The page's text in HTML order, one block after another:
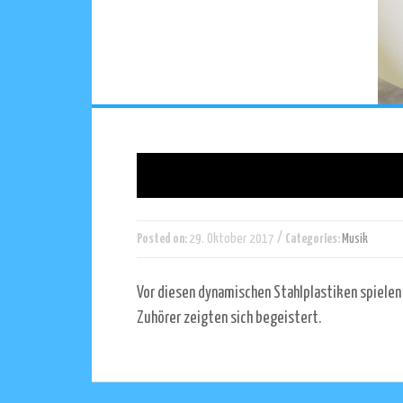
Posted on: 29. Oktober 2017 / Categories: Musik
Vor diesen dynamischen Stahlplastiken
Zuhörer zeigten sich begeistert.